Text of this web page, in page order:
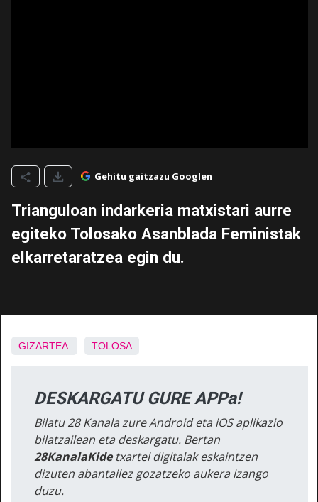
Gehitu gaitzazu Googlen
Trianguloan indarkeria matxistari aurre
egiteko Tolosako Asanblada Feministak
elkarretaratzea egin du.
GIZARTEA TOLOSA
DESKARGATU GURE APPa!
Bilatu 28 Kanala zure Android eta iOS aplikazio
bilatzailean eta deskargatu. Bertan
28KanalaKidetxartel digitalak eskaintzen
dizuten abantailez gozatzeko aukera izango
duzu.